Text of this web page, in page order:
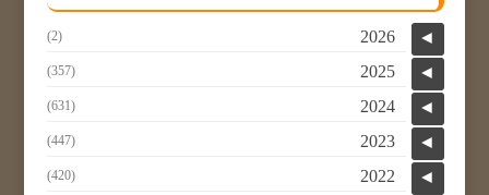
◄
2026
(2)
◄
2025
(357)
◄
2024
(631)
◄
2023
(447)
◄
2022
(420)